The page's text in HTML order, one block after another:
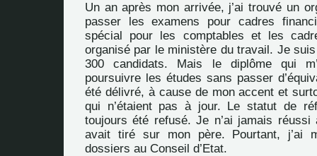
Un an après mon arrivée, j’ai trouvé un
passer les examens pour cadres
spécial pour les comptables et les
organisé par le ministère du travail. Je
300 candidats. Mais le diplôme qui
poursuivre les études sans passer
été délivré, à cause de mon accent et
qui n’étaient pas à jour. Le statut de
toujours été refusé. Je n’ai jamais réussi
avait tiré sur mon père. Pourtant, j’ai
dossiers au Conseil d’Etat.